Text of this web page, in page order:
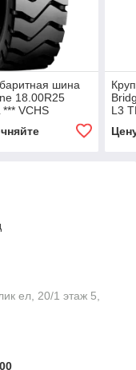
шина
18.00R25
VCHS
L3
ел, 20/1 этаж 5,